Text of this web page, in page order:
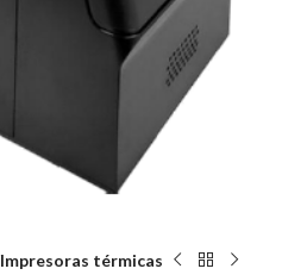
Impresoras térmicas